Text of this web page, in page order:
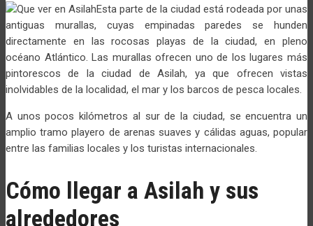
Esta parte de la ciudad está rodeada por unas
antiguas murallas, cuyas empinadas paredes se hunden
directamente en las rocosas playas de la ciudad, en pleno
océano Atlántico. Las murallas ofrecen uno de los lugares más
pintorescos de la ciudad de Asilah, ya que ofrecen vistas
inolvidables de la localidad, el mar y los barcos de pesca locales.
A unos pocos kilómetros al sur de la ciudad, se encuentra un
amplio tramo playero de arenas suaves y cálidas aguas, popular
entre las familias locales y los turistas internacionales.
Cómo llegar a Asilah y sus
alrededores